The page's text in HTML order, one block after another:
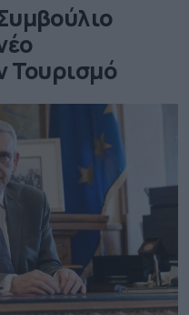
Τουρισμό